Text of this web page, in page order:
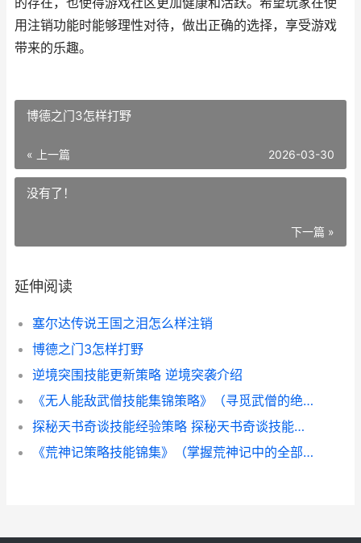
用注销功能时能够理性对待，做出正确的选择，享受游戏
带来的乐趣。
博德之门3怎样打野
« 上一篇 2026-03-30
没有了！
下一篇 »
延伸阅读
塞尔达传说王国之泪怎么样注销
博德之门3怎样打野
逆境突围技能更新策略 逆境突袭介绍
《无人能敌武僧技能集锦策略》（寻觅武僧的绝世武技 无人能敌游戏
探秘天书奇谈技能经验策略 探秘天书奇谈技能加点
《荒神记策略技能锦集》（掌握荒神记中的全部技能 神荒纪百度百科女主